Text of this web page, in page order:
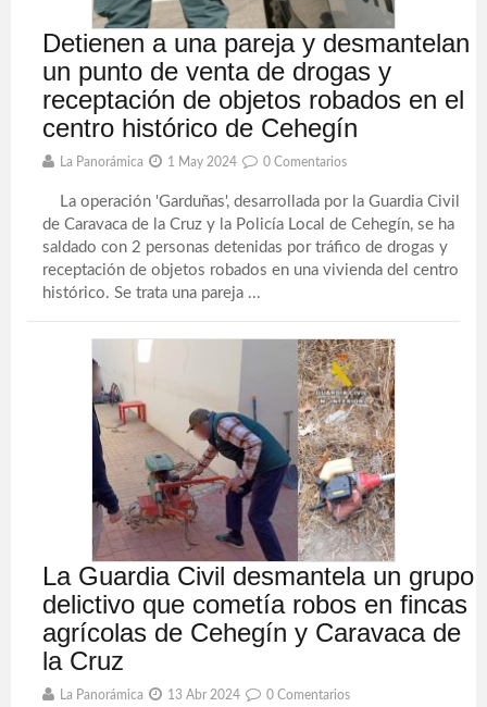
Detienen a una pareja y desmantelan
un punto de venta de drogas y
receptación de objetos robados en el
centro histórico de Cehegín
La Panorámica 1 May 2024 0 Comentarios
La operación 'Garduñas', desarrollada por la Guardia Civil
de Caravaca de la Cruz y la Policía Local de Cehegín, se ha
saldado con 2 personas detenidas por tráfico de drogas y
receptación de objetos robados en una vivienda del centro
histórico. Se trata una pareja ...
La Guardia Civil desmantela un grupo
delictivo que cometía robos en fincas
agrícolas de Cehegín y Caravaca de
la Cruz
La Panorámica 13 Abr 2024 0 Comentarios